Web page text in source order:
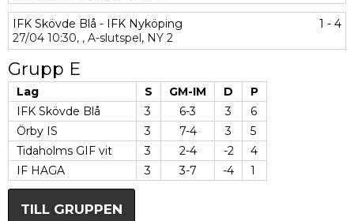
IFK Skövde Blå - IFK Nyköping
1 - 4
27/04 10:30, , A-slutspel, NY 2
Grupp E
Lag S GM-IM D
P
IFK Skövde Blå
3 6-3 3
6
Örby IS
3 7-4 3
5
Tidaholms GIF vit
3 2-4 -2
4
IF HAGA
3 3-7 -4 1
TILL GRUPPEN